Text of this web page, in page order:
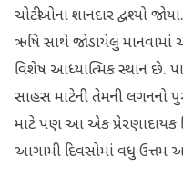
ચોટીઓના શાનદાર દ્વશ્યો
ઋષિ સાથે જોડાયેલું
વિશેષ આધ્યાત્મિક સ્થાન છે.
સાહસ માટેની તેમની લગનનો
માટે પણ આ એક પ્રેરણાદાયક
આગામી દિવસોમાં વધુ ઉત્તમ